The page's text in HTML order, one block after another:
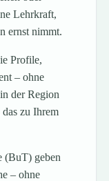
Lehrkraft,
ernst nimmt.
Profile,
– ohne
der Region
zu Ihrem
(BuT) geben
– ohne